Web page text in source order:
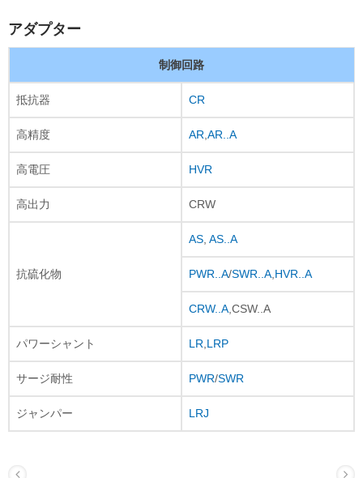
アダプター
制御回路
抵抗器 CR
高精度 AR,AR..A
高電圧 HVR
高出力 CRW
抗硫化物
AS, AS..A
PWR..A/SWR..A,HVR..A
CRW..A,CSW..A
パワーシャント LR,LRP
サージ耐性 PWR/SWR
ジャンパー LRJ